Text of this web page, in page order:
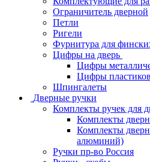
Ограничитель дверной
Петли
Ригели
Фурнитура для
Цифры на дверь
Цифры
Цифры
Шпингалеты
Дверные ручки
Комплекты ручек для
Комплекты
Комплекты
алюминий)
Ручки пр-во Россия